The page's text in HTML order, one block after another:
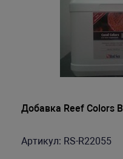
Добавка Reef Colors
Артикул: RS-R22055